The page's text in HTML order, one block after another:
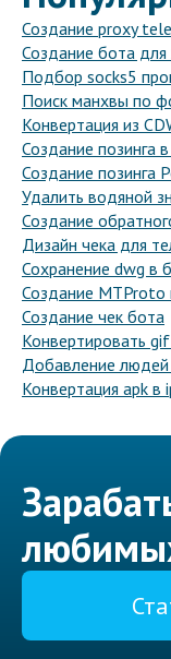
Создание proxy
Создание бота для
Подбор socks5
Поиск манхвы по
Конвертация из
Создание позинга
Создание позинга
Удалить водяной
Создание
Дизайн чека для
Сохранение dwg в
Создание MTProto
Создание чек бота
Конвертировать
Добавление людей
Конвертация apk в